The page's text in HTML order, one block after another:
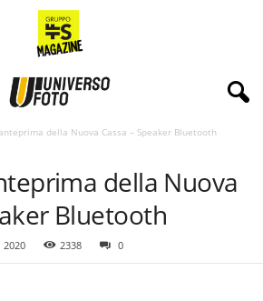
della Nuova Cassa – Speaker Bluetooth
della Nuova
Bluetooth
2020 2338 0